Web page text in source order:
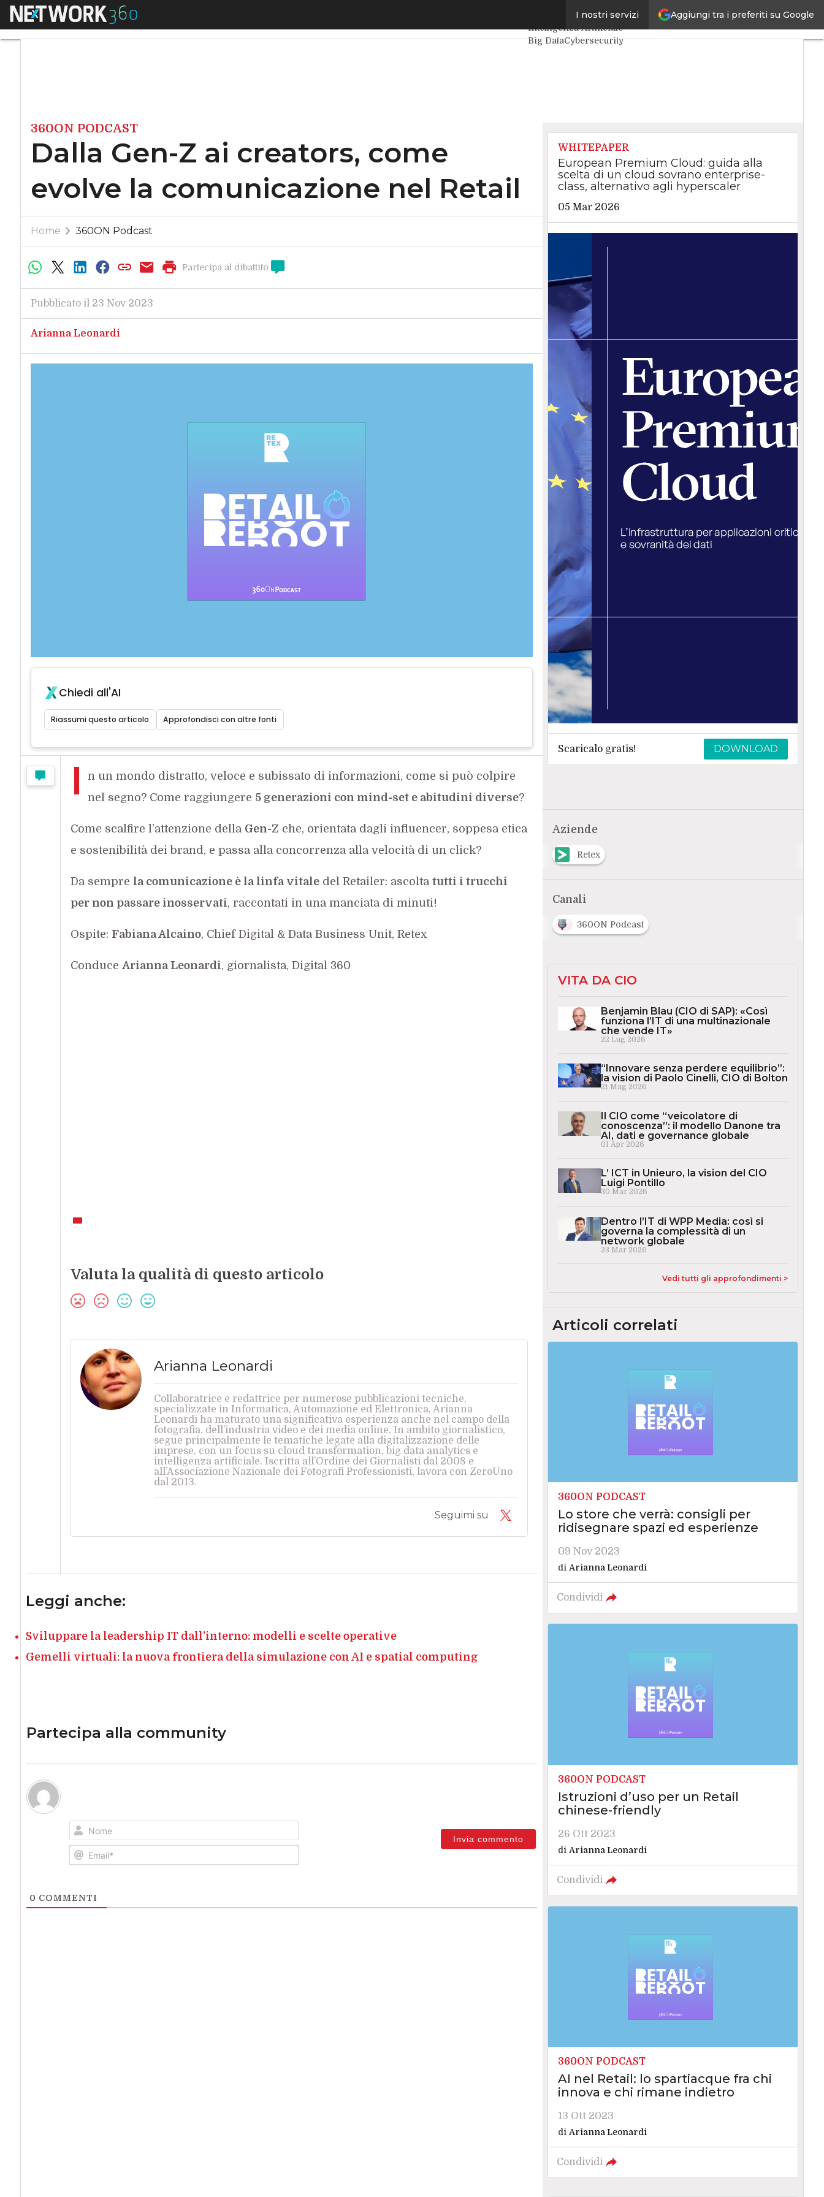
Aggiungi tra i preferiti su Google
I nostri servizi
Menu
Ultimi articoli
Intelligenza Artificiale
Big DataCybersecurity
360ON PODCAST
Dalla Gen-Z ai creators, come
evolve la comunicazione nel Retail
Home 360ON Podcast
Partecipa al dibattito
Pubblicato il 23 Nov 2023
Arianna Leonardi
Chiedi all'AI
Riassumi questo articolo Approfondisci con altre fonti
I
n un mondo distratto, veloce e subissato di informazioni, come si può colpire
nel segno? Come raggiungere 5 generazioni con mind-set e abitudini diverse?
Come scalfire l’attenzione della Gen-Z che, orientata dagli influencer, soppesa etica
e sostenibilità dei brand, e passa alla concorrenza alla velocità di un click?
Da sempre la comunicazione è la linfa vitaledel Retailer: ascolta tutti i trucchi
per non passare inosservati, raccontati in una manciata di minuti!
Ospite: Fabiana Alcaino, Chief Digital & Data Business Unit, Retex
Conduce Arianna Leonardi, giornalista, Digital 360
Valuta la qualità di questo articolo
Arianna Leonardi
Collaboratrice e redattrice per numerose pubblicazioni tecniche,
specializzate in Informatica, Automazione ed Elettronica, Arianna
Leonardi ha maturato una significativa esperienza anche nel campo della
fotografia, dell’industria video e dei media online. In ambito giornalistico,
segue principalmente le tematiche legate alla digitalizzazione delle
imprese, con un focus su cloud transformation, big data analytics e
intelligenza artificiale. Iscritta all’Ordine dei Giornalisti dal 2008 e
all’Associazione Nazionale dei Fotografi Professionisti, lavora con ZeroUno
dal 2013.
Seguimi su
Leggi anche:
Sviluppare la leadership IT dall’interno: modelli e scelte operative
Gemelli virtuali: la nuova frontiera della simulazione con AI e spatial computing
Partecipa alla community
Nome
Email*
0 COMMENTI
WHITEPAPER
European Premium Cloud: guida alla
scelta di un cloud sovrano enterprise-
class, alternativo agli hyperscaler
05 Mar 2026
Scaricalo gratis! DOWNLOAD
Aziende
Retex
Canali
360ON Podcast
VITA DA CIO
Benjamin Blau (CIO di SAP): «Così
funziona l’IT di una multinazionale
che vende IT»
22 Lug 2026
“Innovare senza perdere equilibrio”:
la vision di Paolo Cinelli, CIO di Bolton
21 Mag 2026
Il CIO come “veicolatore di
conoscenza”: il modello Danone tra
AI, dati e governance globale
01 Apr 2026
L’ ICT in Unieuro, la vision del CIO
Luigi Pontillo
30 Mar 2026
Dentro l’IT di WPP Media: così si
governa la complessità di un
network globale
23 Mar 2026
Vedi tutti gli approfondimenti >
Articoli correlati
360ON PODCAST
Lo store che verrà: consigli per
ridisegnare spazi ed esperienze
09 Nov 2023
di Arianna Leonardi
Condividi
360ON PODCAST
Istruzioni d’uso per un Retail
chinese-friendly
26 Ott 2023
di Arianna Leonardi
Condividi
360ON PODCAST
AI nel Retail: lo spartiacque fra chi
innova e chi rimane indietro
13 Ott 2023
di Arianna Leonardi
Condividi